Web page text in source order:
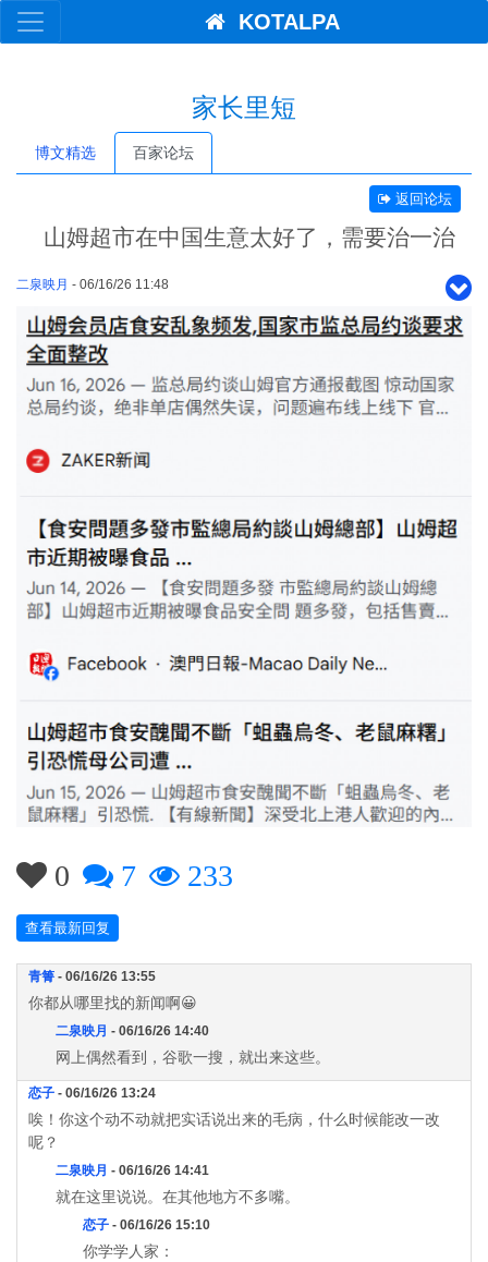
KOTALPA
家长里短
博文精选 百家论坛
返回论坛
山姆超市在中国生意太好了，需要治一治
二泉映月 - 06/16/26 11:48
0 7 233
查看最新回复
青箐 - 06/16/26 13:55
你都从哪里找的新闻啊😀
二泉映月 - 06/16/26 14:40
网上偶然看到，谷歌一搜，就出来这些。
恋子 - 06/16/26 13:24
唉！你这个动不动就把实话说出来的毛病，什么时候能改一改
呢？
二泉映月 - 06/16/26 14:41
就在这里说说。在其他地方不多嘴。
恋子 - 06/16/26 15:10
你学学人家：